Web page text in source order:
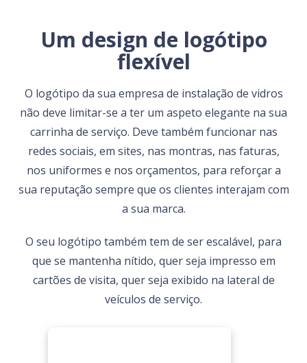
Um design de logótipo
flexível
O logótipo da sua empresa de instalação de vidros
não deve limitar-se a ter um aspeto elegante na sua
carrinha de serviço. Deve também funcionar nas
redes sociais, em sites, nas montras, nas faturas,
nos uniformes e nos orçamentos, para reforçar a
sua reputação sempre que os clientes interajam com
a sua marca.
O seu logótipo também tem de ser escalável, para
que se mantenha nítido, quer seja impresso em
cartões de visita, quer seja exibido na lateral de
veículos de serviço.